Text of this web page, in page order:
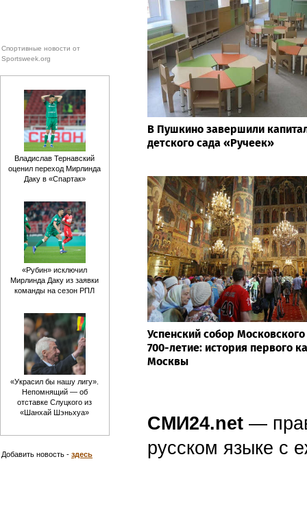
В Пушкино завершили
детского сада «Ручеек»
Успенский собор
700-летие: история первого
Москвы
СМИ24.net —
русском языке с
Спортивные новости от
Sportsweek.org
Владислав Тернавский
оценил переход Мирлинда
Даку в «Спартак»
«Рубин» исключил
Мирлинда Даку из заявки
команды на сезон РПЛ
«Украсил бы нашу лигу».
Непомнящий — об
отставке Слуцкого из
«Шанхай Шэньхуа»
Добавить новость - здесь